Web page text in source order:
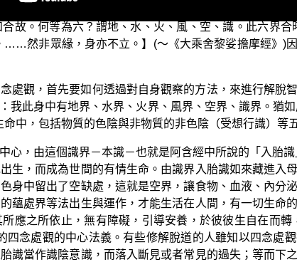
是四大—地界、水界、火界、風界－再加上空界與識界
故。何等為六？謂地、水、火、風、空、識。此六界
然非眾緣，身亦不立。】(～《大乘舍黎娑擔摩經》)
處觀，首先要如何透過對自身觀察的方法，來進行解脫
我此身中有地界、水界、火界、風界、空界、識界。猶
中，包括物質的色陰與非物質的非色陰（受想行識）等
心，由這個識界－本識－也就是阿含經中所說的「入胎
生，而成為世間的有情生命。由識界入胎識如來藏進入
身中留出了空缺處，這就是空界，讓食物、血液、內分
蘊處界等法出生與運作，才能生活在人間，有一切生命
應之所依止，無有障礙，引導安養，於彼彼生自在而
念處觀的中心法義。有些修解脫道的人雖知以四念處
識當作識陰意識，而落入斷見或者常見的過失；等而下